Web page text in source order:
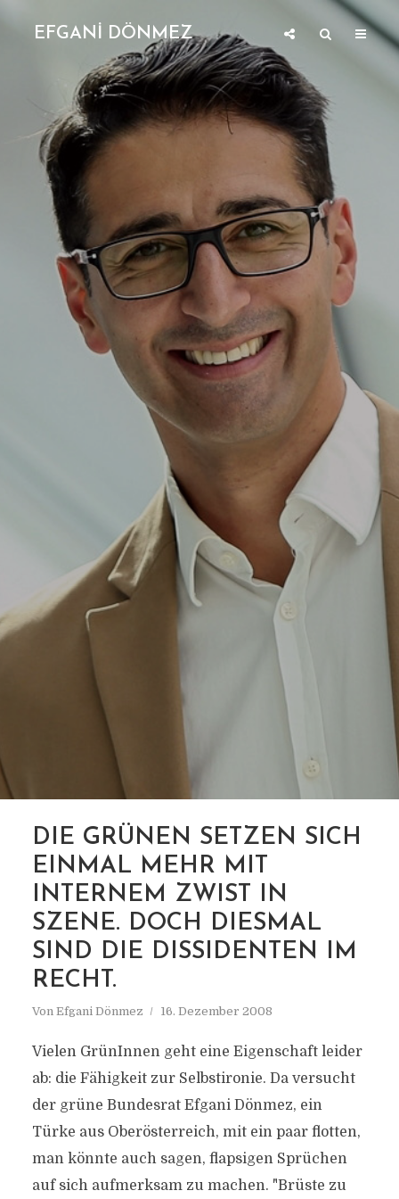
EFGANİ DÖNMEZ
MARKIERUNG
VOGGENHUBER
DIE GRÜNEN SETZEN SICH
EINMAL MEHR MIT
INTERNEM ZWIST IN
SZENE. DOCH DIESMAL
SIND DIE DISSIDENTEN IM
RECHT.
Von Efgani Dönmez 16. Dezember 2008
Vielen GrünInnen geht eine Eigenschaft leider
ab: die Fähigkeit zur Selbstironie. Da versucht
der grüne Bundesrat Efgani Dönmez, ein
Türke aus Oberösterreich, mit ein paar flotten,
man könnte auch sagen, flapsigen Sprüchen
auf sich aufmerksam zu machen. "Brüste zu